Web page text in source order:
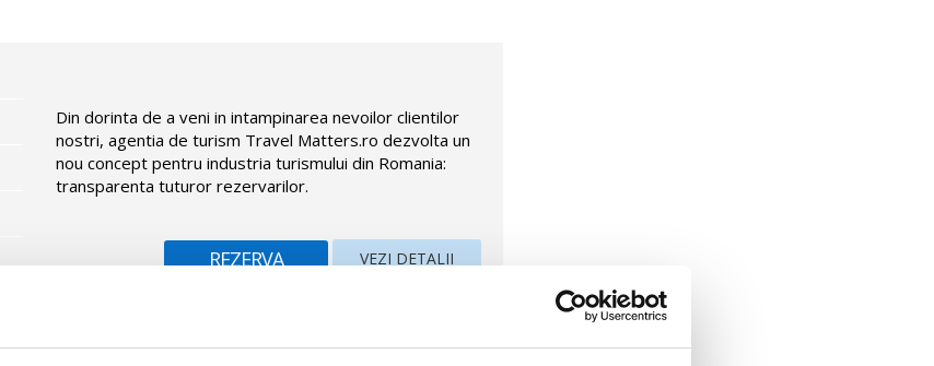
Din dorinta de a veni in intampinarea nevoilor clientilor
nostri, agentia de turism Travel Matters.ro dezvolta un
nou concept pentru industria turismului din Romania:
transparenta tuturor rezervarilor.
REZERVA VEZI DETALII